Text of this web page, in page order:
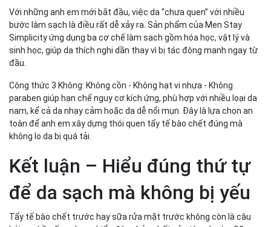
Với những anh em mới bắt đầu, việc da “chưa quen” với nhiều
bước làm sạch là điều rất dễ xảy ra. Sản phẩm của Men Stay
Simplicity ứng dụng ba cơ chế làm sạch gồm hóa học, vật lý và
sinh học, giúp da thích nghi dần thay vì bị tác động mạnh ngay từ
đầu.
Công thức 3 Không: Không cồn - Không hạt vi nhựa - Không
paraben giúp hạn chế nguy cơ kích ứng, phù hợp với nhiều loại da
nam, kể cả da nhạy cảm hoặc da dễ nổi mụn. Đây là lựa chọn an
toàn để anh em xây dựng thói quen tẩy tế bào chết đúng mà
không lo da bị quá tải.
Kết luận – Hiểu đúng thứ tự
để da sạch mà không bị yếu
Tẩy tế bào chết trước hay sữa rửa mặt trước không còn là câu